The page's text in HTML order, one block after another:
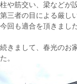
柱や筋交い、梁などが
第三者の目による厳し
今回も適合を頂きまし
続きまして、春光のお
た。